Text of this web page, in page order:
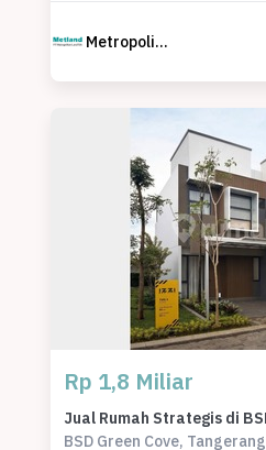
Metropolitan Land
Rp 1,8 Miliar
BSD Green Cove, Tangerang